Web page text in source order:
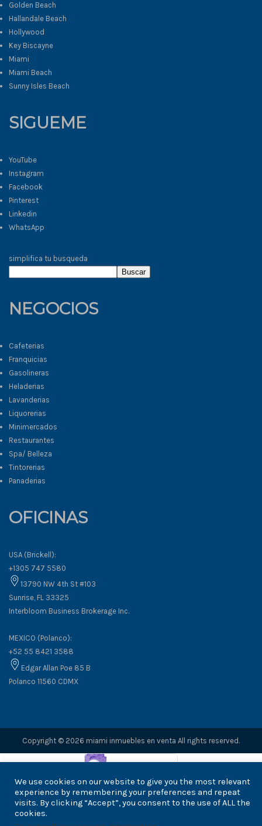
Golden Beach
Hallandale Beach
Hollywood
Key Biscayne
Miami
Miami Beach
Sunny Isles Beach
SIGUEME
YouTube
Instagram
Facebook
Pinterest
Linkedin
WhatsApp
simplifica tu busqueda
Buscar
NEGOCIOS
Cafeterias
Franquicias
Gasolineras
Heladerias
Lavanderias
Liquorerias
Minimercados
Restaurantes
Spa/ Belleza
Tintorerias
Panaderias
OFICINAS
USA (Brickell):
+1305 747 5580
13790 NW 4th St #103
Sunrise, FL 33325
Interbloom Business Brokerage Inc.
MEXICO (Polanco):
+52 55 8421 3588
Edgar Allan Poe 85 B
Polanco 11560 CDMX
Copyright © 2026 miami inmuebles en venta All rights reserved.
We use cookies on our website to give you the most relevant
experience by remembering your preferences and repeat
visits. By clicking “Accept”, you consent to the use of ALL the
cookies.